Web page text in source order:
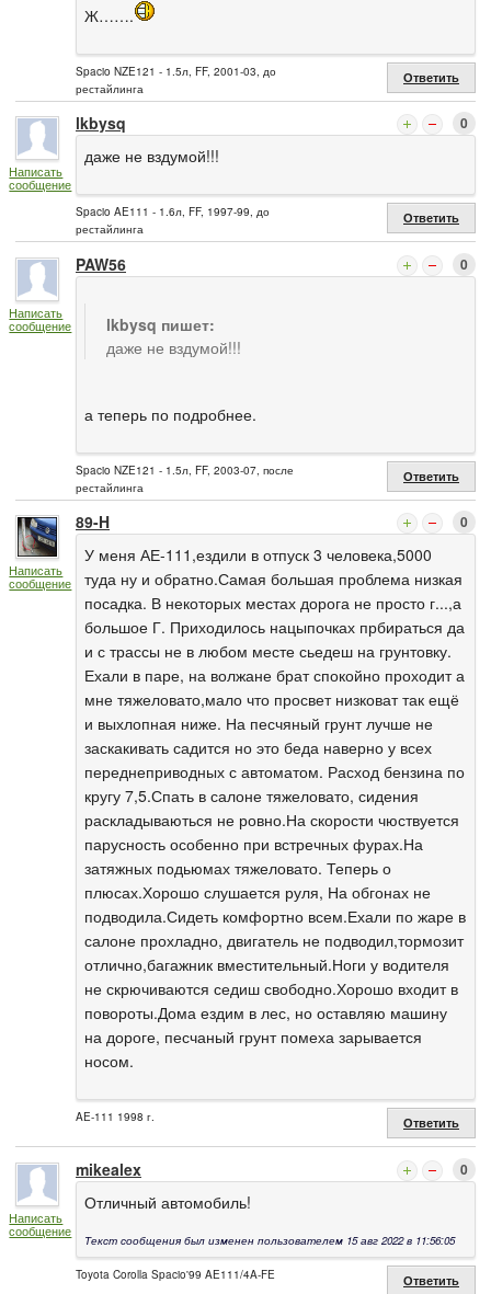
Ж…….
Spacio NZE121 - 1.5л, FF, 2001-03, до
рестайлинга
Ответить
Написать
сообщение
lkbysq 0
даже не вздумой!!!
Spacio AE111 - 1.6л, FF, 1997-99, до
рестайлинга
Ответить
Написать
сообщение
PAW56 0
lkbysq пишет:
даже не вздумой!!!
а теперь по подробнее.
Spacio NZE121 - 1.5л, FF, 2003-07, после
рестайлинга
Ответить
Написать
сообщение
89-H 0
У меня АЕ-111,ездили в отпуск 3 человека,5000
туда ну и обратно.Самая большая проблема низкая
посадка. В некоторых местах дорога не просто г...,а
большое Г. Приходилось нацыпочках прбираться да
и с трассы не в любом месте сьедеш на грунтовку.
Ехали в паре, на волжане брат спокойно проходит а
мне тяжеловато,мало что просвет низковат так ещё
и выхлопная ниже. На песчяный грунт лучше не
заскакивать садится но это беда наверно у всех
переднеприводных с автоматом. Расход бензина по
кругу 7,5.Спать в салоне тяжеловато, сидения
раскладываються не ровно.На скорости чюствуется
парусность особенно при встречных фурах.На
затяжных подьюмах тяжеловато. Теперь о
плюсах.Хорошо слушается руля, На обгонах не
подводила.Сидеть комфортно всем.Ехали по жаре в
салоне прохладно, двигатель не подводил,тормозит
отлично,багажник вместительный.Ноги у водителя
не скрючиваются седиш свободно.Хорошо входит в
повороты.Дома ездим в лес, но оставляю машину
на дороге, песчаный грунт помеха зарывается
носом.
AE-111 1998 г. Ответить
Написать
сообщение
mikealex 0
Отличный автомобиль!
Текст сообщения был изменен пользователем 15 авг 2022 в 11:56:05
Toyota Corolla Spacio'99 AE111/4A-FE Ответить